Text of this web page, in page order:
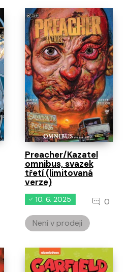
Preacher/Kazatel
omnibus, svazek
třetí (limitovaná
verze)
10. 6. 2025 0
Není v prodeji